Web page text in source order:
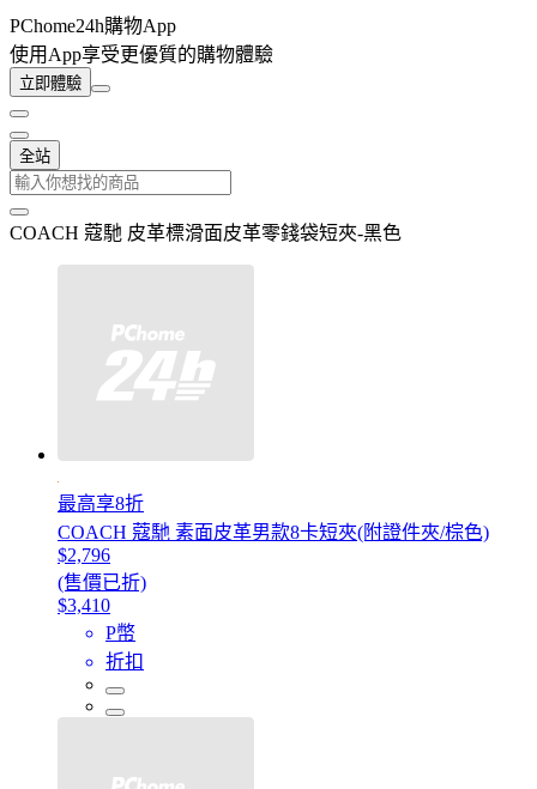
PChome24h購物App
使用App享受更優質的購物體驗
立即體驗
全站
COACH 蔻馳 皮革標滑面皮革零錢袋短夾-黑色
最高享8折
COACH 蔻馳 素面皮革男款8卡短夾(附證件夾/棕色)
$2,796
(售價已折)
$3,410
P幣
折扣